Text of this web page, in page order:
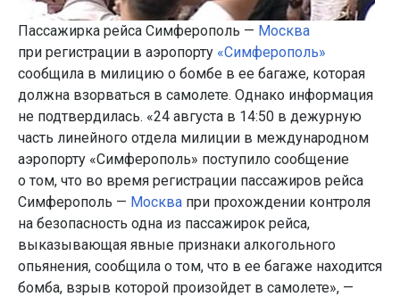
Пассажирка рейса Симферополь — Москва
при регистрации в аэропорту «Симферополь»
сообщила в милицию о бомбе в ее багаже, которая
должна взорваться в самолете. Однако информация
не подтвердилась. «24 августа в 14:50 в дежурную
часть линейного отдела милиции в международном
аэропорту «Симферополь» поступило сообщение
о том, что во время регистрации пассажиров рейса
Симферополь — Москва при прохождении контроля
на безопасность одна из пассажирок рейса,
выказывающая явные признаки алкогольного
опьянения, сообщила о том, что в ее багаже находится
бомба, взрыв которой произойдет в самолете», —